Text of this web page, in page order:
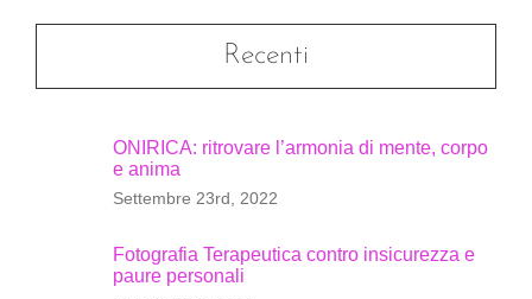
Recenti
ONIRICA: ritrovare l’armonia di mente, corpo
e anima
Settembre 23rd, 2022
Fotografia Terapeutica contro insicurezza e
paure personali